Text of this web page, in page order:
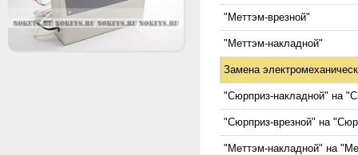
"Меттэм-врезной"
"Меттэм-накладной"
Замена
"Сюрприз-накладной" на
"Сюрприз-врезной" на
"Меттэм-накладной" на